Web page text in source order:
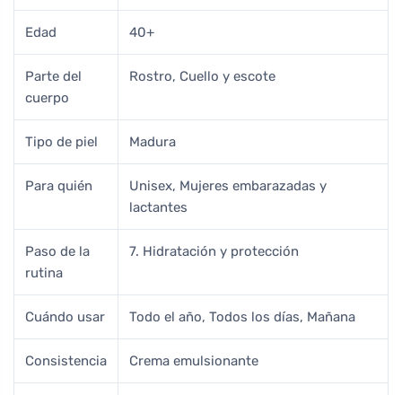
Edad 40+
Parte del
cuerpo
Rostro, Cuello y escote
Tipo de piel Madura
Para quién
Unisex, Mujeres embarazadas y
lactantes
Paso de la
rutina
7. Hidratación y protección
Cuándo usar Todo el año, Todos los días, Mañana
Consistencia Crema emulsionante